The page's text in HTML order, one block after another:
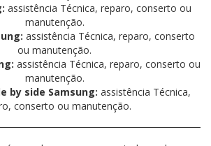
assistência Técnica, reparo, conserto ou
manutenção.
assistência Técnica, reparo, conserto
ou manutenção.
assistência Técnica, reparo, conserto ou
manutenção.
by side Samsung: assistência Técnica,
conserto ou manutenção.